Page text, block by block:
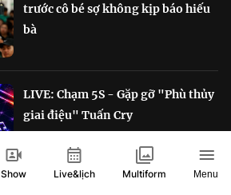
trước cô bé sợ không kịp báo hiếu
bà
LIVE: Chạm 5S - Gặp gỡ "Phù thủy
giai điệu" Tuấn Cry
Show Live&lịch Multiform Menu